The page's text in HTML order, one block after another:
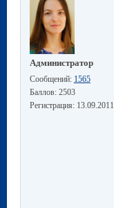
Администратор
Сообщений: 1565
Баллов: 2503
Регистрация: 13.09.2011